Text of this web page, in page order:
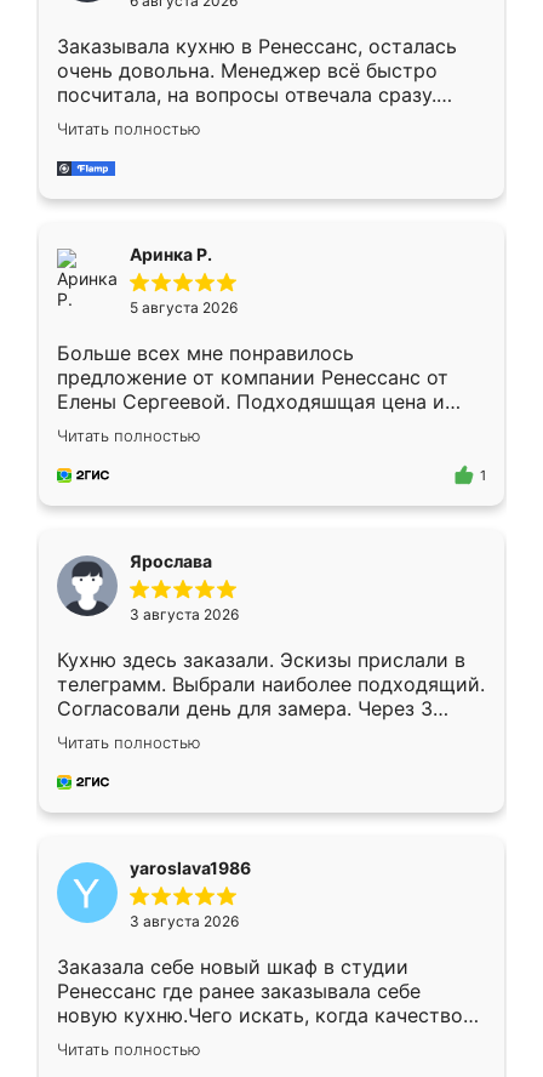
мебели буду заказывать только здесь.
Заказывала кухню в Ренессанс, осталась
очень довольна. Менеджер всё быстро
посчитала, на вопросы отвечала сразу.
Замерщик приехал в субботу, подошёл к
делу со всей ответственностью. Собрали
за день, ребята работали аккуратно, даже
Читать полностью
Аринка Р.
5 августа 2026
Больше всех мне понравилось
предложение от компании Ренессанс от
Елены Сергеевой. Подходяшщая цена и
короткие сроки изготовления. Приехавший
для замера сотрудник Владислав
предложил по моему эскизу самый
Читать полностью
1
Ярослава
3 августа 2026
Кухню здесь заказали. Эскизы прислали в
телеграмм. Выбрали наиболее подходящий.
Согласовали день для замера. Через 3
недели кухня была уже готова. Остались
довольны работой. Спасибо Ренессанс
мебель за качественную работу!
Читать полностью
yaroslava1986
3 августа 2026
Заказала себе новый шкаф в студии
Ренессанс где ранее заказывала себе
новую кухню.Чего искать, когда качеством
вполне довольна. Служит кухня уже почти
два года, нареканий нет.
Читать полностью